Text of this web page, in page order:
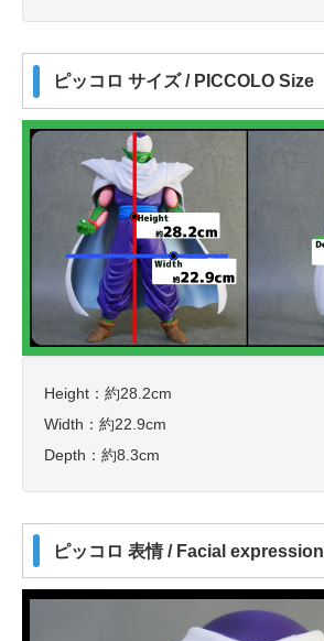
ピッコロ サイズ / PICCOLO Size
Height：約28.2cm
Width：約22.9cm
Depth：約8.3cm
ピッコロ 表情 / Facial